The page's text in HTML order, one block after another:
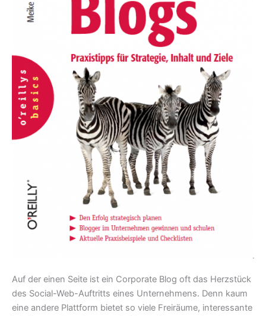
Auf der einen Seite ist ein Corporate Blog oft das Herzstück
des Social-Web-Auftritts eines Unternehmens. Denn kaum
eine andere Plattform bietet so viele Freiräume, interessante